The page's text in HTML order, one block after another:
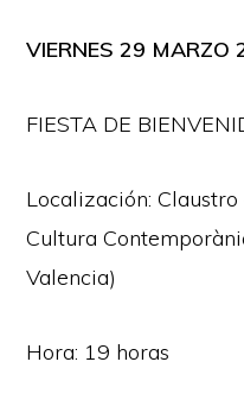
VIERNES 29 MARZO
FIESTA DE
Localización:
Cultura
Valencia)
Hora: 19 horas